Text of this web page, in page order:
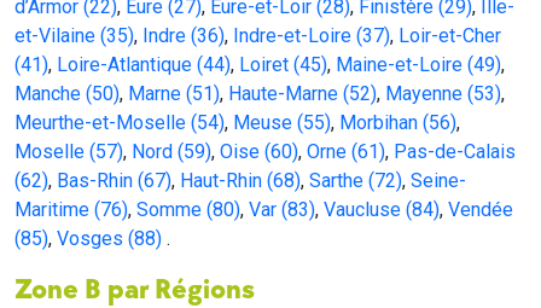
d’Armor (22), Eure (27), Eure-et-Loir (28), Finistère (29),
Ille-
et-Vilaine (35), Indre (36), Indre-et-Loire (37), Loir-et-Cher
(41), Loire-Atlantique (44), Loiret (45), Maine-et-Loire (49),
Manche (50), Marne (51), Haute-Marne (52), Mayenne (53),
Meurthe-et-Moselle (54), Meuse (55), Morbihan (56),
Moselle (57), Nord (59), Oise (60), Orne (61), Pas-de-Calais
(62), Bas-Rhin (67), Haut-Rhin (68), Sarthe (72), Seine-
Maritime (76), Somme (80), Var (83), Vaucluse (84), Vendée
(85), Vosges (88) .
Zone B par Régions